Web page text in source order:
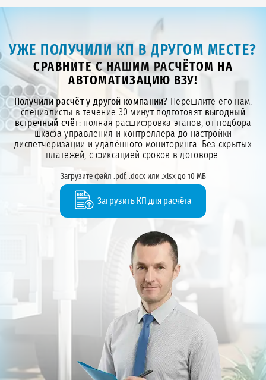
УЖЕ ПОЛУЧИЛИ КП В ДРУГОМ МЕСТЕ?
СРАВНИТЕ С НАШИМ РАСЧЁТОМ НА
АВТОМАТИЗАЦИЮ ВЗУ!
Получили расчёт у другой компании? Перешлите его нам,
специалисты в течение 30 минут подготовят выгодный
встречный счёт: полная расшифровка этапов, от подбора
шкафа управления и контроллера до настройки
диспетчеризации и удалённого мониторинга. Без скрытых
платежей, с фиксацией сроков в договоре.
Загрузите файл .pdf, .docx или .xlsx до 10 МБ
Загрузить КП для расчёта